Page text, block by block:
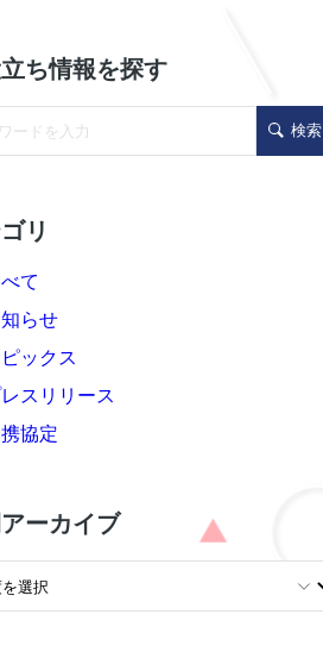
ち情報を探す
検索
リ
て
らせ
ピックス
スリリース
協定
ーカイブ